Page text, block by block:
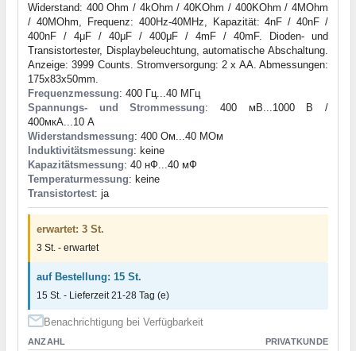
Widerstand: 400 Ohm / 4kOhm / 40KOhm / 400KOhm / 4MOhm
/ 40MOhm, Frequenz: 400Hz-40MHz, Kapazität: 4nF / 40nF /
400nF / 4μF / 40μF / 400μF / 4mF / 40mF. Dioden- und
Transistortester, Displaybeleuchtung, automatische Abschaltung.
Anzeige: 3999 Counts. Stromversorgung: 2 x AA. Abmessungen:
175x83x50mm.
Frequenzmessung: 400 Гц...40 МГц
Spannungs- und Strommessung: 400 мВ...1000 В /
400мкА...10 А
Widerstandsmessung: 400 Ом...40 МОм
Induktivitätsmessung: keine
Kapazitätsmessung: 40 нФ...40 мФ
Temperaturmessung: keine
Transistortest: ja
erwartet: 3 St.
3 St. - erwartet
auf Bestellung: 15 St.
15 St. - Lieferzeit 21-28 Tag (e)
Benachrichtigung bei Verfügbarkeit
ANZAHL PRIVATKUNDE